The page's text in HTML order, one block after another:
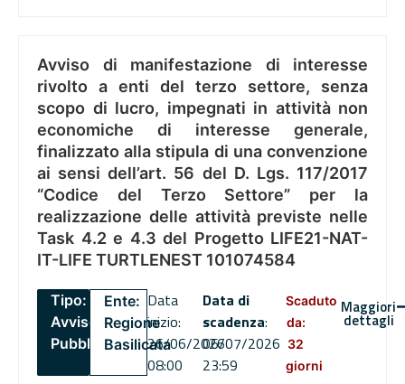
Avviso di manifestazione di interesse
rivolto a enti del terzo settore, senza
scopo di lucro, impegnati in attività non
economiche di interesse generale,
finalizzato alla stipula di una convenzione
ai sensi dell’art. 56 del D. Lgs. 117/2017
“Codice del Terzo Settore” per la
realizzazione delle attività previste nelle
Task 4.2 e 4.3 del Progetto LIFE21-NAT-
IT-LIFE TURTLENEST 101074584
Tipo:
Avviso
Pubblico
Ente:
Regione
Basilicata
Data
inizio:
26/06/2026
08:00
Data di
scadenza:
06/07/2026
23:59
Scaduto
da:
32
giorni
Maggiori
dettagli